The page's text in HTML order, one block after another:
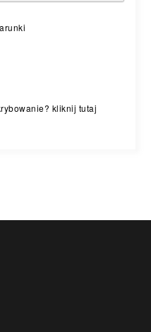
kliknij tutaj